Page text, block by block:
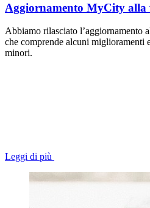
Aggiornamento MyCity alla
Abbiamo rilasciato l’aggiornamento
che comprende alcuni miglioramenti
minori.
Leggi di più